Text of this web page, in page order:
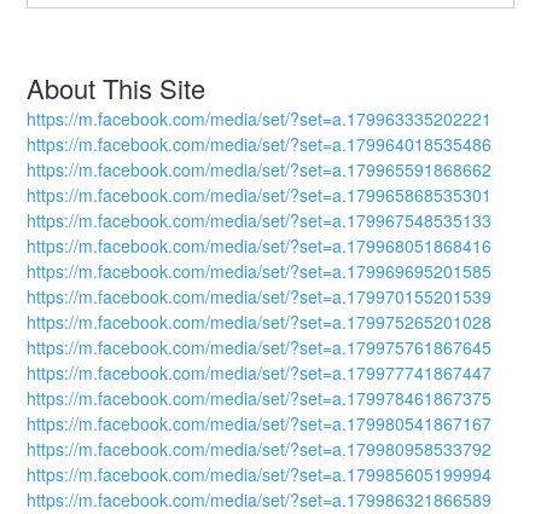
About This Site
https://m.facebook.com/media/set/?set=a.179963335202221
https://m.facebook.com/media/set/?set=a.179964018535486
https://m.facebook.com/media/set/?set=a.179965591868662
https://m.facebook.com/media/set/?set=a.179965868535301
https://m.facebook.com/media/set/?set=a.179967548535133
https://m.facebook.com/media/set/?set=a.179968051868416
https://m.facebook.com/media/set/?set=a.179969695201585
https://m.facebook.com/media/set/?set=a.179970155201539
https://m.facebook.com/media/set/?set=a.179975265201028
https://m.facebook.com/media/set/?set=a.179975761867645
https://m.facebook.com/media/set/?set=a.179977741867447
https://m.facebook.com/media/set/?set=a.179978461867375
https://m.facebook.com/media/set/?set=a.179980541867167
https://m.facebook.com/media/set/?set=a.179980958533792
https://m.facebook.com/media/set/?set=a.179985605199994
https://m.facebook.com/media/set/?set=a.179986321866589